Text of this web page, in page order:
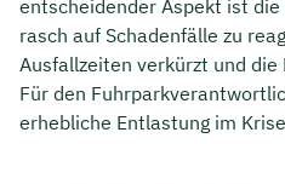
entscheidender Aspekt ist
rasch auf Schadenfälle zu
Ausfallzeiten verkürzt und
Für den
erhebliche Entlastung im